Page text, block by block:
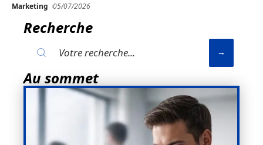
Marketing 05/07/2026
Recherche
Au sommet